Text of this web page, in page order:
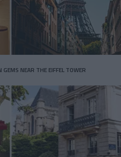
GEMS NEAR THE EIFFEL TOWER